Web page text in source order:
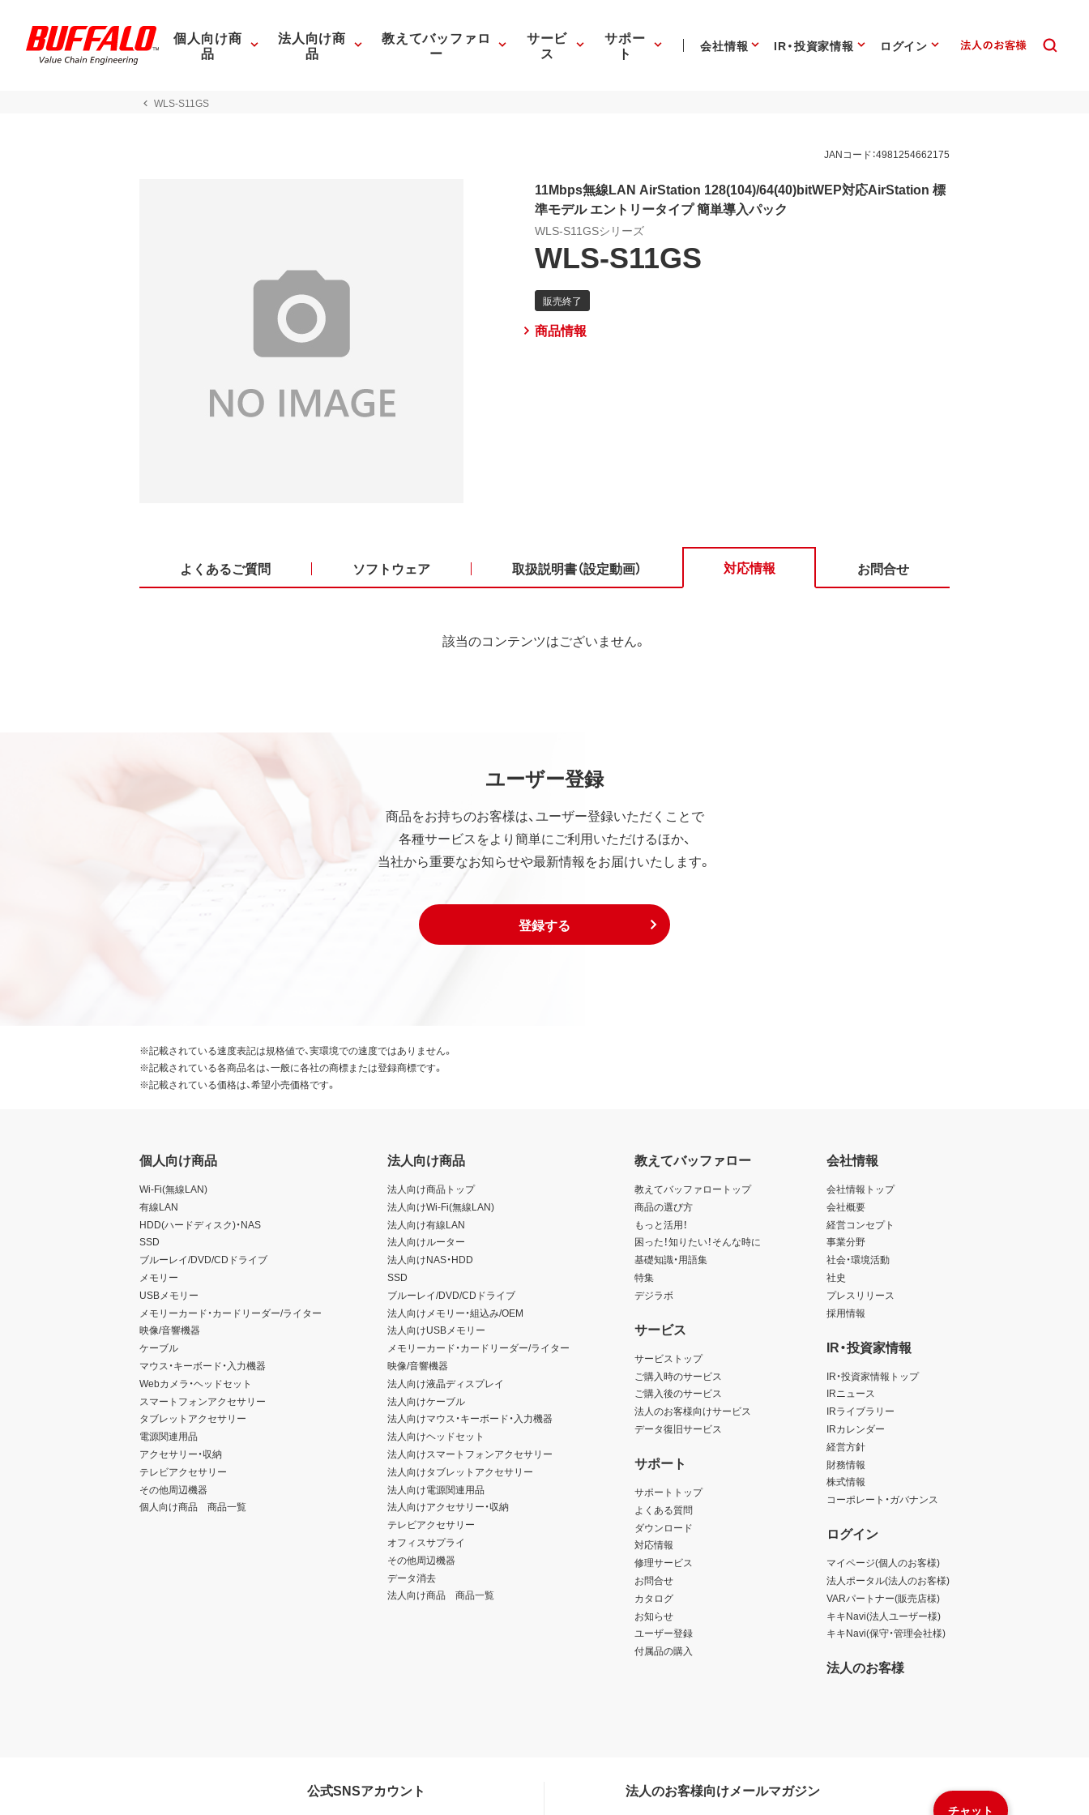
個人向け商
品
法人向け商
品
教えてバッファロ
ー
サービ
ス
サポー
ト 会社情報 IR・投資家情報 ログイン
WLS-S11GS
JANコード：4981254662175
11Mbps無線LAN AirStation 128(104)/64(40)bitWEP対応AirStation 標
準モデル エントリータイプ 簡単導入パック
WLS-S11GSシリーズ
WLS-S11GS
商品情報
よくあるご質問 ソフトウェア 取扱説明書（設定動画） 対応情報 お問合せ
該当のコンテンツはございません。
ユーザー登録
商品をお持ちのお客様は、ユーザー登録いただくことで
各種サービスをより簡単にご利用いただけるほか、
当社から重要なお知らせや最新情報をお届けいたします。
登録する
チャット
※記載されている速度表記は規格値で、実環境での速度ではありません。
※記載されている各商品名は、一般に各社の商標または登録商標です。
※記載されている価格は、希望小売価格です。
個人向け商品
Wi-Fi(無線LAN)
有線LAN
HDD(ハードディスク)・NAS
SSD
ブルーレイ/DVD/CDドライブ
メモリー
USBメモリー
メモリーカード・カードリーダー/ライター
映像/音響機器
ケーブル
マウス・キーボード・入力機器
Webカメラ・ヘッドセット
スマートフォンアクセサリー
タブレットアクセサリー
電源関連用品
アクセサリー・収納
テレビアクセサリー
その他周辺機器
個人向け商品 商品一覧
法人向け商品
法人向け商品トップ
法人向けWi-Fi(無線LAN)
法人向け有線LAN
法人向けルーター
法人向けNAS・HDD
SSD
ブルーレイ/DVD/CDドライブ
法人向けメモリー・組込み/OEM
法人向けUSBメモリー
メモリーカード・カードリーダー/ライター
映像/音響機器
法人向け液晶ディスプレイ
法人向けケーブル
法人向けマウス・キーボード・入力機器
法人向けヘッドセット
法人向けスマートフォンアクセサリー
法人向けタブレットアクセサリー
法人向け電源関連用品
法人向けアクセサリー・収納
テレビアクセサリー
オフィスサプライ
その他周辺機器
データ消去
法人向け商品 商品一覧
教えてバッファロー
教えてバッファロートップ
商品の選び方
もっと活用！
困った！知りたい！そんな時に
基礎知識・用語集
特集
デジラボ
サービス
サービストップ
ご購入時のサービス
ご購入後のサービス
法人のお客様向けサービス
データ復旧サービス
サポート
サポートトップ
よくある質問
ダウンロード
対応情報
修理サービス
お問合せ
カタログ
お知らせ
ユーザー登録
付属品の購入
会社情報
会社情報トップ
会社概要
経営コンセプト
事業分野
社会・環境活動
社史
プレスリリース
採用情報
IR・投資家情報
IR・投資家情報トップ
IRニュース
IRライブラリー
IRカレンダー
経営方針
財務情報
株式情報
コーポレート・ガバナンス
ログイン
マイページ(個人のお客様)
法人ポータル(法人のお客様)
VARパートナー(販売店様)
キキNavi(法人ユーザー様)
キキNavi(保守・管理会社様)
法人のお客様
公式SNSアカウント 法人のお客様向けメールマガジン